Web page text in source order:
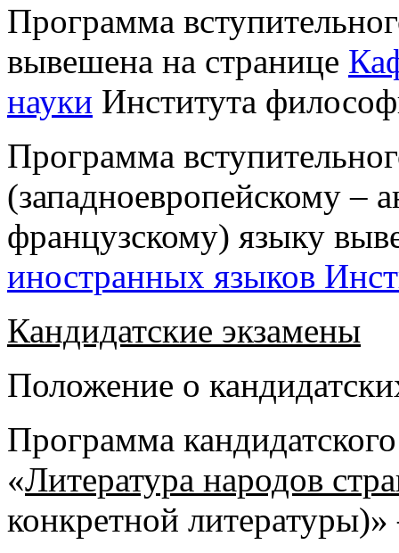
Программа
вывешена на странице
науки Института
Программа
(западноевропейскому –
французскому) языку
иностранных языков
Кандидатские экзамены
Положение о
Программа
«Литература народов
конкретной